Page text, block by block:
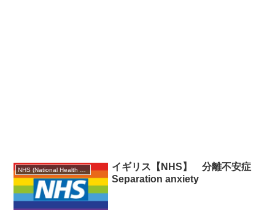
NHS (National Health Service)
イギリス【NHS】 分離不安症
Separation anxiety